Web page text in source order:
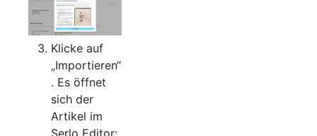
Klicke auf
„Importieren“
. Es öffnet
sich der
Artikel im
Serlo Editor: